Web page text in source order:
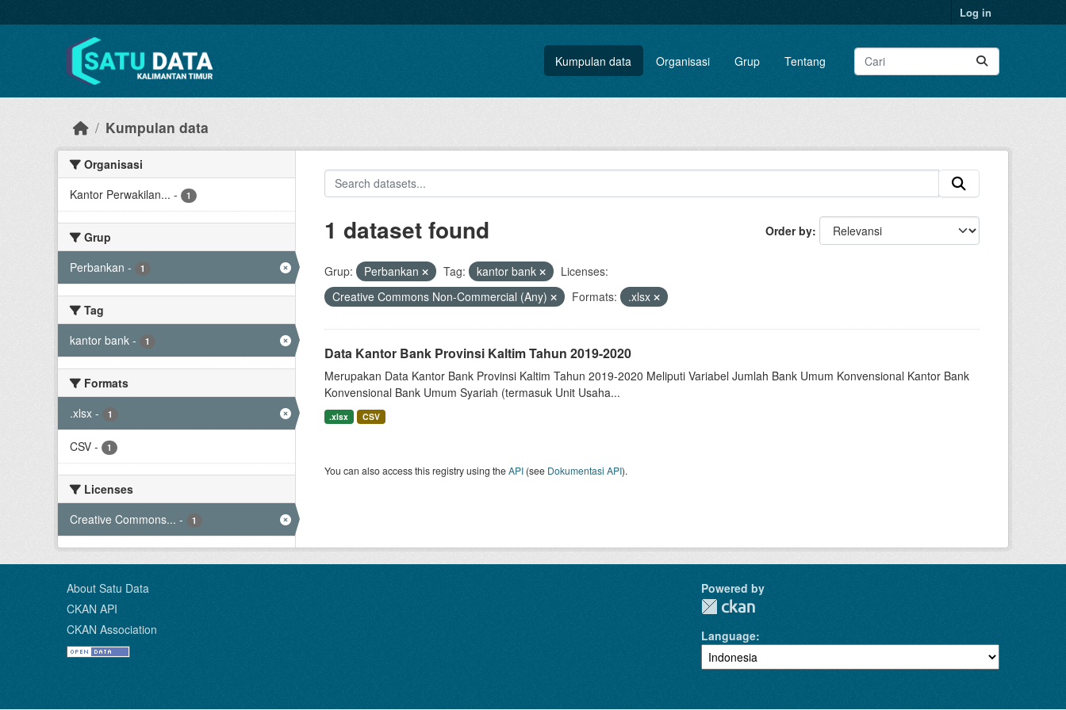
Log in
Kumpulan data Organisasi Grup Tentang
Kumpulan data
Organisasi
Kantor Perwakilan... - 1
Grup
Perbankan - 1
Tag
kantor bank - 1
Formats
.xlsx - 1
CSV - 1
Licenses
Creative Commons... - 1
Order by
1 dataset found
Grup: Perbankan Tag: kantor bank
Licenses:
Creative Commons Non-Commercial (Any)
Formats: .xlsx
Data Kantor Bank Provinsi Kaltim Tahun 2019-2020
Merupakan Data Kantor Bank Provinsi Kaltim Tahun 2019-2020 Meliputi Variabel Jumlah Bank Umum Konvensional Kantor Bank
Konvensional Bank Umum Syariah (termasuk Unit Usaha...
.xlsx CSV
You can also access this registry using theAPI(see Dokumentasi API).
About Satu Data
CKAN API
CKAN Association
Powered by
Language